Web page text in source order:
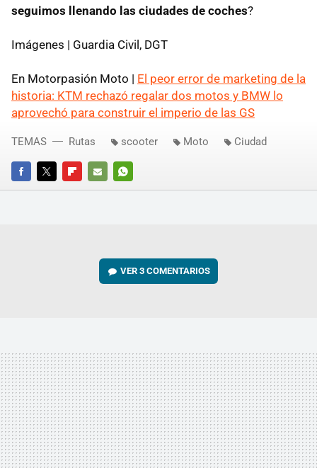
seguimos llenando las ciudades de coches?
Imágenes | Guardia Civil, DGT
En Motorpasión Moto | El peor error de marketing de la
historia: KTM rechazó regalar dos motos y BMW lo
aprovechó para construir el imperio de las GS
FACEBOOKTWITTERFLIPBOARD
E-
WHATSAPP
TEMAS Rutas scooter Moto Ciudad
VER3 COMENTARIOS